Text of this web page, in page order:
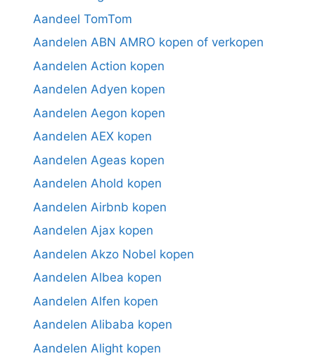
Aandeel TomTom
Aandelen ABN AMRO kopen of verkopen
Aandelen Action kopen
Aandelen Adyen kopen
Aandelen Aegon kopen
Aandelen AEX kopen
Aandelen Ageas kopen
Aandelen Ahold kopen
Aandelen Airbnb kopen
Aandelen Ajax kopen
Aandelen Akzo Nobel kopen
Aandelen Albea kopen
Aandelen Alfen kopen
Aandelen Alibaba kopen
Aandelen Alight kopen